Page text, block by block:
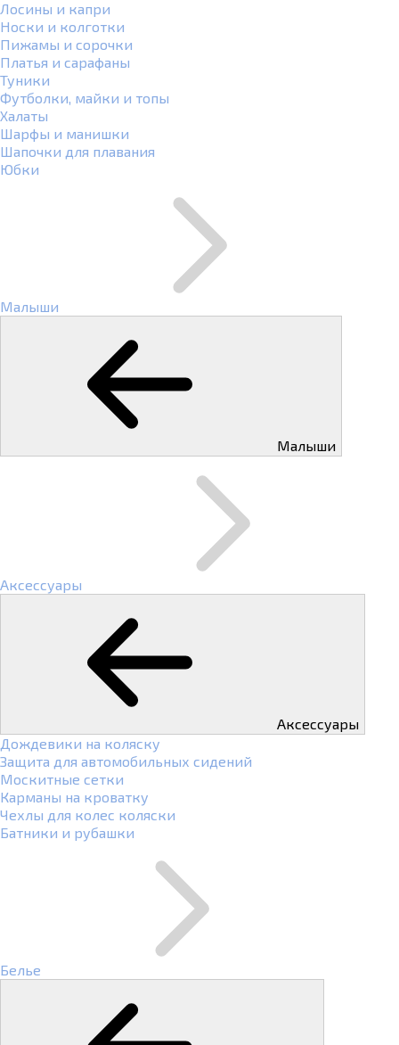
Лосины и капри
Носки и колготки
Пижамы и сорочки
Платья и сарафаны
Туники
Футболки, майки и топы
Халаты
Шарфы и манишки
Шапочки для плавания
Юбки
Малыши
Малыши
Аксессуары
Аксессуары
Дождевики на коляску
Защита для автомобильных сидений
Москитные сетки
Карманы на кроватку
Чехлы для колес коляски
Батники и рубашки
Белье